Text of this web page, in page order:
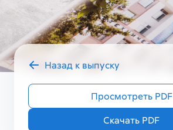
УЗ ГУМ II (66)
Назад к выпуску
Просмотреть PDF
Скачать PDF